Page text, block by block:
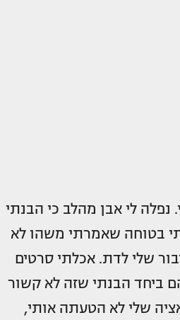
לי אבן מהלב כי הבנתי
בטוחה שאמרתי משהו לא
שלי לדת. אכלתי סרטים
ביחד הבנתי שזה לא קשור
שלי לא הטעתה אותי,